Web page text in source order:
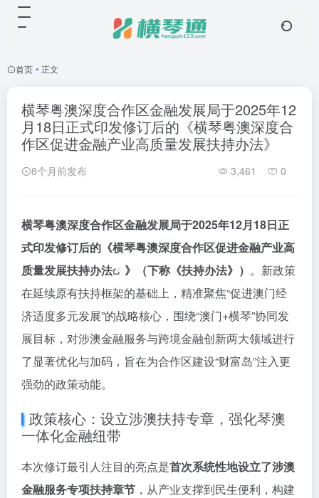
首页 • 正文
横琴粤澳深度合作区金融发展局于2025年12
月18日正式印发修订后的《横琴粤澳深度合
作区促进金融产业高质量发展扶持办法》
8个月前发布 3,461 0
横琴粤澳深度合作区金融发展局于2025年12月18日正
式印发修订后的《横琴粤澳深度合作区促进金融产业高
质量发展扶持办法
》（下称《扶持办法》） 。新政策
在延续原有扶持框架的基础上，精准聚焦“促进澳门经
济适度多元发展”的战略核心，围绕“澳门+横琴”协同发
展目标，对涉澳金融服务与跨境金融创新两大领域进行
了显著优化与加码，旨在为合作区建设“财富岛”注入更
强劲的政策动能。
政策核心：设立涉澳扶持专章，强化琴澳
一体化金融纽带
本次修订最引人注目的亮点是首次系统性地设立了涉澳
金融服务专项扶持章节 ，从产业支撑到民生便利，构建